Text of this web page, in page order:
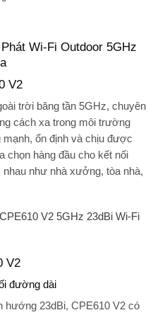
Wi-Fi Outdoor 5GHz
V2
trời băng tần 5GHz, chuyên
cách xa trong môi trường
ổn định và chịu được
chọn hàng đầu cho kết nối
như nhà xưởng, tòa nhà,
V2
đường dài
hướng 23dBi, CPE610 V2 có